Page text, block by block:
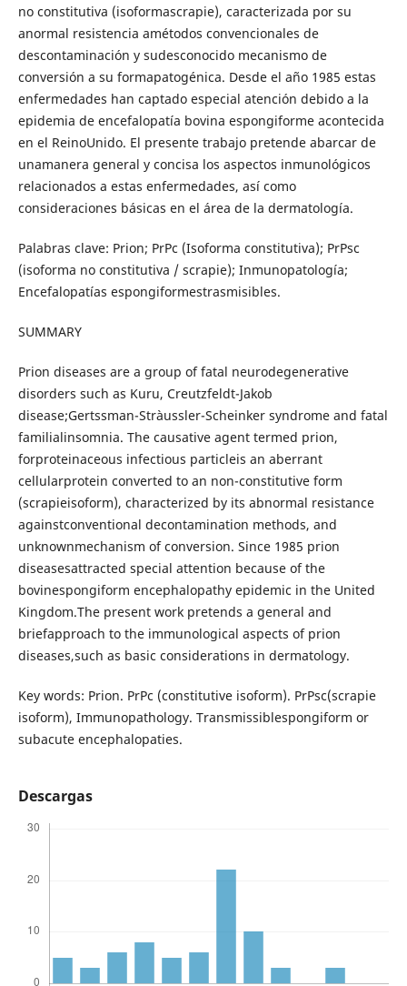
no constitutiva (isoformascrapie), caracterizada por su
anormal resistencia amétodos convencionales de
descontaminación y sudesconocido mecanismo de
conversión a su formapatogénica. Desde el año 1985 estas
enfermedades han captado especial atención debido a la
epidemia de encefalopatía bovina espongiforme acontecida
en el ReinoUnido. El presente trabajo pretende abarcar de
unamanera general y concisa los aspectos inmunológicos
relacionados a estas enfermedades, así como
consideraciones básicas en el área de la dermatología.
Palabras clave: Prion; PrPc (Isoforma constitutiva); PrPsc
(isoforma no constitutiva / scrapie); Inmunopatología;
Encefalopatías espongiformestrasmisibles.
SUMMARY
Prion diseases are a group of fatal neurodegenerative
disorders such as Kuru, Creutzfeldt-Jakob
disease;Gertssman-Stràussler-Scheinker syndrome and fatal
familialinsomnia. The causative agent termed prion,
forproteinaceous infectious particleis an aberrant
cellularprotein converted to an non-constitutive form
(scrapieisoform), characterized by its abnormal resistance
againstconventional decontamination methods, and
unknownmechanism of conversion. Since 1985 prion
diseasesattracted special attention because of the
bovinespongiform encephalopathy epidemic in the United
Kingdom.The present work pretends a general and
briefapproach to the immunological aspects of prion
diseases,such as basic considerations in dermatology.
Key words: Prion. PrPc (constitutive isoform). PrPsc(scrapie
isoform), Immunopathology. Transmissiblespongiform or
subacute encephalopaties.
Descargas